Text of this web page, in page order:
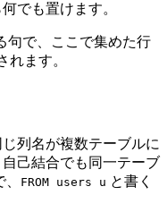
でも置けます。
句で、ここで集めた行
れます。
列名が複数テーブルに
己結合でも同一テーブ
FROM users u と書く